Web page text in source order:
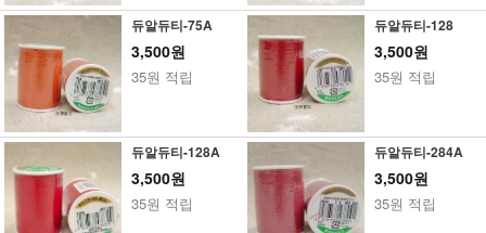
듀알듀티-75A
3,500원
35원 적립
듀알듀티-128
3,500원
35원 적립
듀알듀티-128A
3,500원
35원 적립
듀알듀티-284A
3,500원
35원 적립